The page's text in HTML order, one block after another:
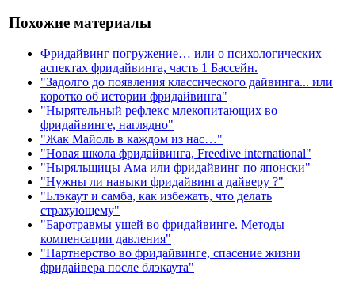
Похожие материалы
Фридайвинг погружение… или о психологических
аспектах фридайвинга, часть 1 Бассейн.
"Задолго до появления классического дайвинга... или
коротко об истории фридайвинга"
"Нырятельный рефлекс млекопитающих во
фридайвинге, наглядно"
"Жак Майоль в каждом из нас…"
"Новая школа фридайвинга, Freedive international"
"Ныряльщицы Ама или фридайвинг по японски"
"Нужны ли навыки фридайвинга дайверу ?"
"Блэкаут и самба, как избежать, что делать
страхующему"
"Баротравмы ушей во фридайвинге. Методы
компенсации давления"
"Партнерство во фридайвинге, спасение жизни
фридайвера после блэкаута"